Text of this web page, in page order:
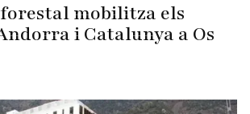
mobilitza els
i Catalunya a Os